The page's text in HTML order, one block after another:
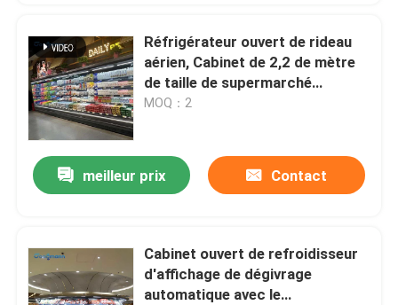
Produits
Réfrigérateur ouvert de rideau
aérien, Cabinet de 2,2 de mètre
de taille de supermarché
réfrigérateurs d'affichage
MOQ：2
meilleur prix Contact
Cabinet ouvert de refroidisseur
d'affichage de dégivrage
automatique avec le